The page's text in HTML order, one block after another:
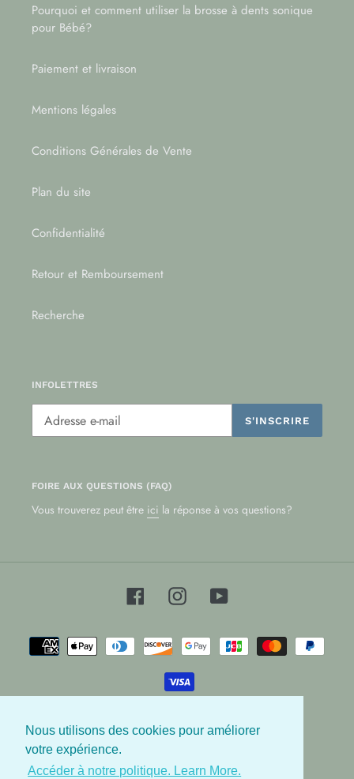
Nous utilisons des cookies pour améliorer
votre expérience.
Accéder à notre politique. Learn More.
Pourquoi et comment utiliser la brosse à dents sonique
pour Bébé?
Paiement et livraison
Mentions légales
Conditions Générales de Vente
Plan du site
Confidentialité
Retour et Remboursement
Recherche
INFOLETTRES
S'INSCRIRE
FOIRE AUX QUESTIONS (FAQ)
Vous trouverez peut être ici la réponse à vos questions?
FacebookInstagramYouTube
Moyens
de
paiement
© 2026,Les Babygators